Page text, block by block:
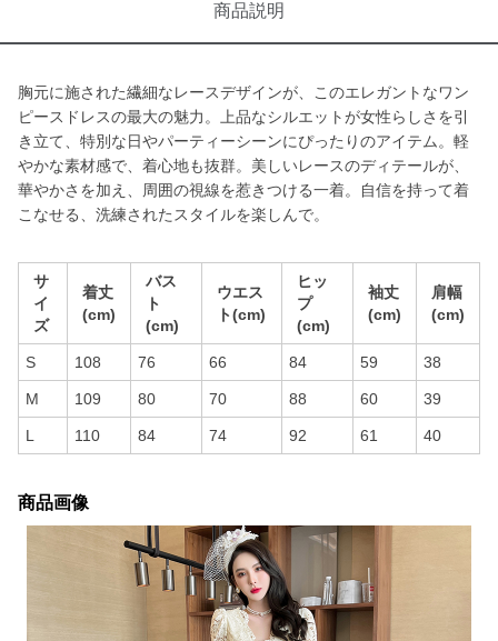
商品説明
胸元に施された繊細なレースデザインが、このエレガントなワン
ピースドレスの最大の魅力。上品なシルエットが女性らしさを引
き立て、特別な日やパーティーシーンにぴったりのアイテム。軽
やかな素材感で、着心地も抜群。美しいレースのディテールが、
華やかさを加え、周囲の視線を惹きつける一着。自信を持って着
こなせる、洗練されたスタイルを楽しんで。
サ
イ
ズ
着丈
(cm)
バス
ト
(cm)
ウエス
ト(cm)
ヒッ
プ
(cm)
袖丈
(cm)
肩幅
(cm)
S 108 76 66 84 59 38
M 109 80 70 88 60 39
L 110 84 74 92 61 40
商品画像